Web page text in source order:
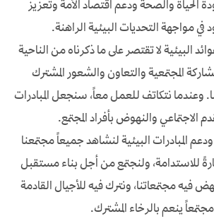
في مواجهة التحديات البيئية الراهنة.
البيئية لا تقتصر على ما ذكرناه من الناحية
المجتمعية والتعاون والشعور المشترك
وعندما نتكاتف للعمل معاً، سنجعل المبادرات
الاجتماعي والنهوض بأفراد المجتمع.
المبادرات البيئية لنشاهد جميعاً مجتمعنا
للاستدامة، ولنجتمع من أجل بناء مستقبل
فيه مجتمعاتنا، ونترك فيه للأجيال القادمة
ينعم بالرخاء المشترك.